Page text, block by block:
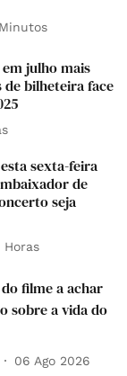
julho mais
de bilheteira face
sexta-feira
de
seja
Horas
filme a achar
sobre a vida do
06 Ago 2026